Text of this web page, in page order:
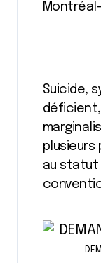
Suicide,
au statut